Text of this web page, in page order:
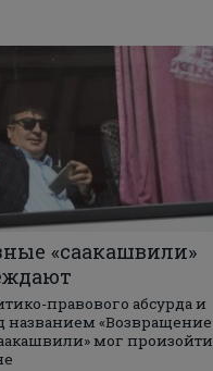
«саакашвили»
правового абсурда и
названием «Возвращение
мог произойти